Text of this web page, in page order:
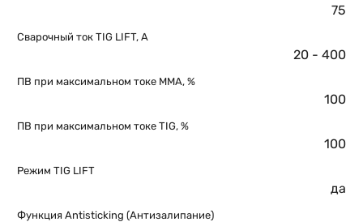
75
Сварочный ток TIG LIFT, A
20 - 400
ПВ при максимальном токе ММА, %
100
ПВ при максимальном токе TIG, %
100
Режим TIG LIFT
да
Функция Antisticking (Антизалипание)